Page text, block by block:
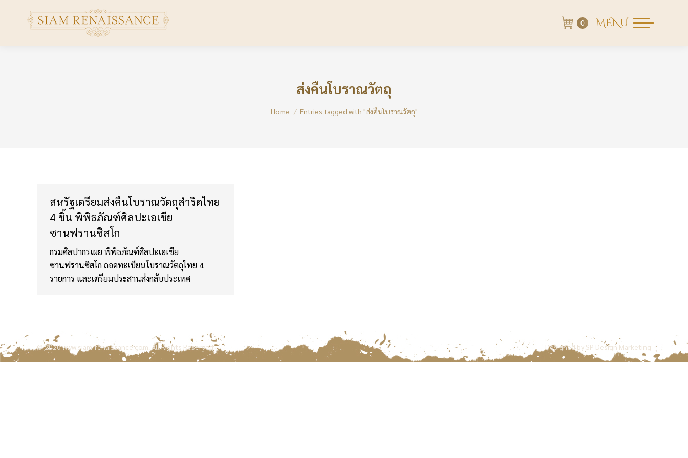
0 MENU
ส่งคืนโบราณวัตถุ
Home Entries tagged with "ส่งคืนโบราณวัตถุ"
สหรัฐเตรียมส่งคืนโบราณวัตถุสำริดไทย
4 ชิ้น พิพิธภัณฑ์ศิลปะเอเชีย
ซานฟรานซิสโก
กรมศิลปากรเผย พิพิธภัณฑ์ศิลปะเอเชีย
ซานฟรานซิสโก ถอดทะเบียนโบราณวัตถุไทย 4
รายการ และเตรียมประสานส่งกลับประเทศ
© 2020www.siam-renaissance.com . All Rights Reserved. Designed by SP Design Marketing